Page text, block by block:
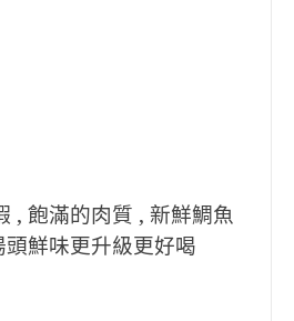
, 飽滿的肉質 , 新鮮鯛魚
頭鮮味更升級更好喝